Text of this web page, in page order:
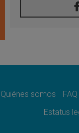
el
Quiénes somos FAQ
Estatus